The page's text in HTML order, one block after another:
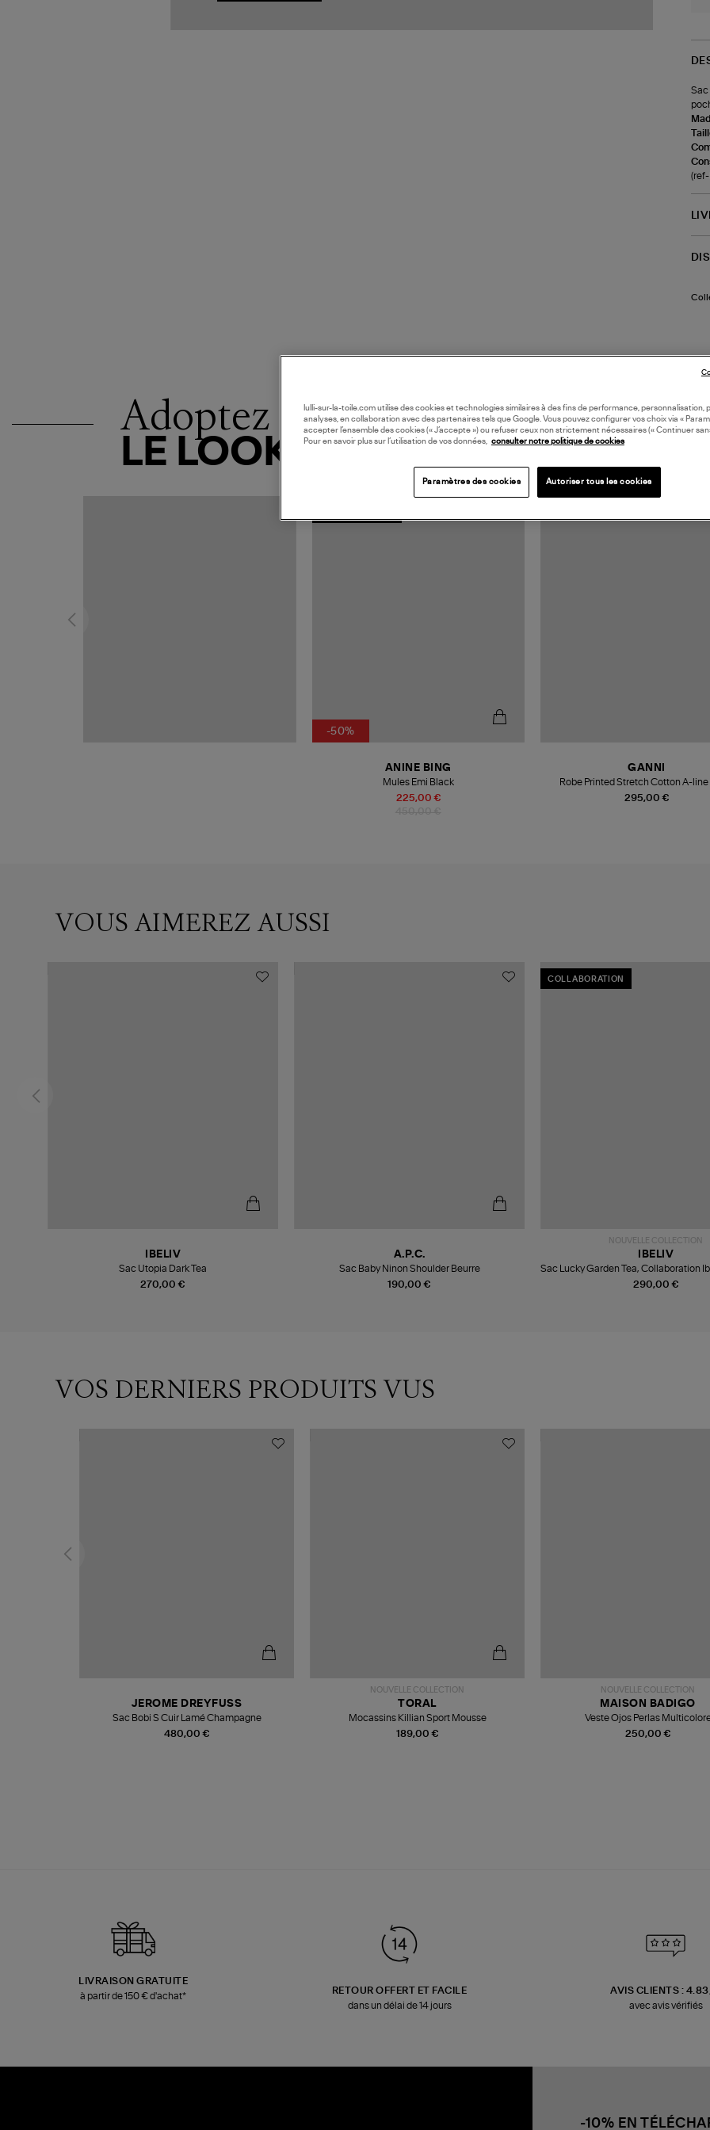
Sac
Adoptez
LE LOOK
-50%
225,00 €
ANINE BING
Mules Emi Black
295,00 €
GANNI
Robe Printed Stretch Cotton A-line
VOUS AIMEREZ AUSSI
270,00 €
IBELIV
Sac Utopia Dark Tea
190,00 €
A.P.C.
Sac Baby Ninon Shoulder Beurre
COLLABORATION
NOUVELLE COLLECTION
290,00 €
IBELIV
Sac Lucky Garden Tea, Collaboration
Loubry
VOS DERNIERS PRODUITS VUS
480,00 €
JEROME DREYFUSS
Sac Bobi S Cuir Lamé Champagne
NOUVELLE COLLECTION
189,00 €
TORAL
Mocassins Killian Sport Mousse
NOUVELLE COLLECTION
250,00 €
MAISON BADIGO
Veste Ojos Perlas
LIVRAISON GRATUITE
à partir de 150 € d'achat*
RETOUR OFFERT ET FACILE
dans un délai de 14 jours
AVIS CLIENTS :
avec avis vérifiés
-10% EN
lulli-sur-la-toile.com utilise des cookies et technologies similaires à des fins de performance, personnalisation,
analyses, en collaboration avec des partenaires tels que Google. Vous pouvez configurer vos choix via «
accepter l’ensemble des cookies (« J’accepte ») ou refuser ceux non strictement nécessaires (« Continuer
Pour en savoir plus sur l’utilisation de vos données, consulter notre politique de cookies
Paramètres des cookies Autoriser tous les cookies